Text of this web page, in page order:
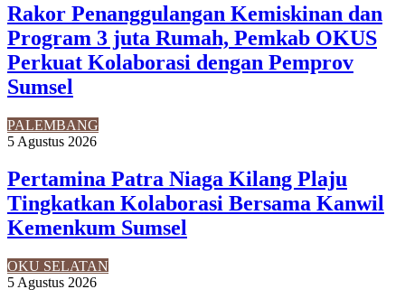
Rakor Penanggulangan Kemiskinan dan
Program 3 juta Rumah, Pemkab OKUS
Perkuat Kolaborasi dengan Pemprov
Sumsel
PALEMBANG
5 Agustus 2026
Pertamina Patra Niaga Kilang Plaju
Tingkatkan Kolaborasi Bersama Kanwil
Kemenkum Sumsel
OKU SELATAN
5 Agustus 2026